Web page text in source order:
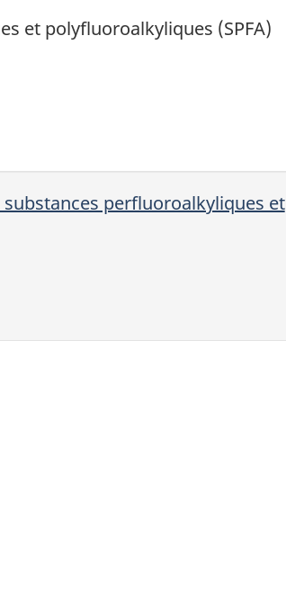
et polyfluoroalkyliques (SPFA)
perfluoroalkyliques et